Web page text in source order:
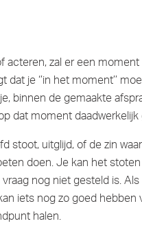
zal er een
je ‘’in het moment’’
binnen de gemaakte
dat moment
stoot, uitglijd, of de zin
doen. Je kan het
nog niet gesteld is.
iets nog zo goed
halen.